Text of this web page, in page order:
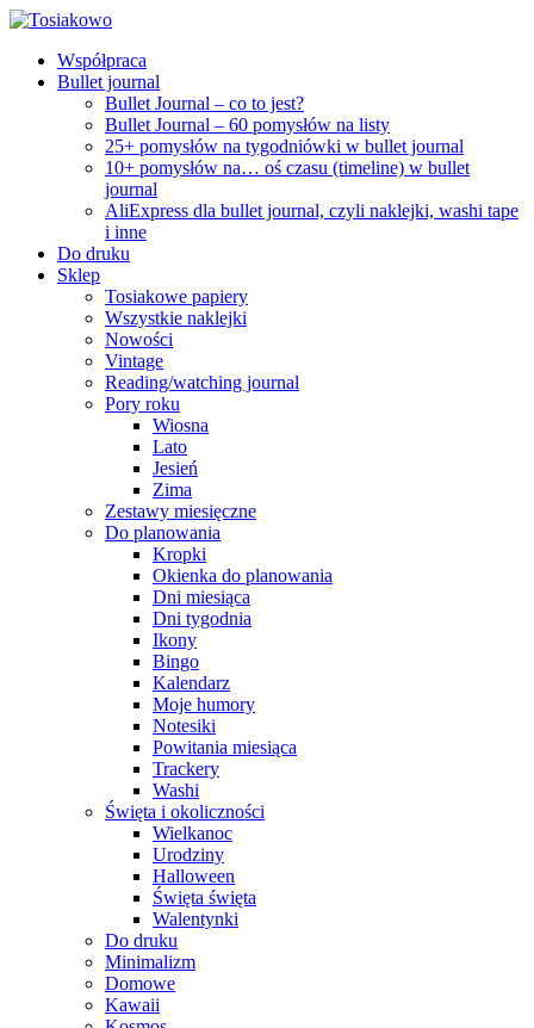
Współpraca
Bullet journal
Bullet Journal – co to jest?
Bullet Journal – 60 pomysłów na listy
25+ pomysłów na tygodniówki w bullet journal
10+ pomysłów na… oś czasu (timeline) w bullet
journal
AliExpress dla bullet journal, czyli naklejki, washi tape
i inne
Do druku
Sklep
Tosiakowe papiery
Wszystkie naklejki
Nowości
Vintage
Reading/watching journal
Pory roku
Wiosna
Lato
Jesień
Zima
Zestawy miesięczne
Do planowania
Kropki
Okienka do planowania
Dni miesiąca
Dni tygodnia
Ikony
Bingo
Kalendarz
Moje humory
Notesiki
Powitania miesiąca
Trackery
Washi
Święta i okoliczności
Wielkanoc
Urodziny
Halloween
Święta święta
Walentynki
Do druku
Minimalizm
Domowe
Kawaii